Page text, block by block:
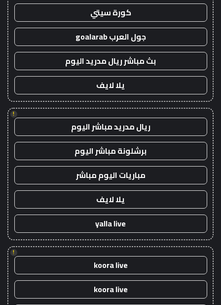
كورة سيتي
جول العرب goalarab
بث مباشر ريال مدريد اليوم
يلا لايف
!
ريال مدريد مباشر اليوم
برشلونة مباشر اليوم
مباريات اليوم مباشر
يلا لايف
yalla live
!
koora live
koora live